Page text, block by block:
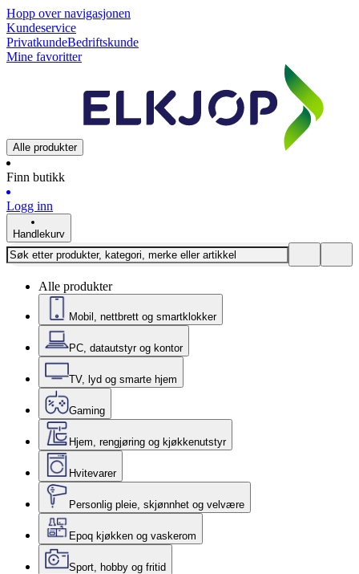
Hopp over navigasjonen
Kundeservice
PrivatkundeBedriftskunde
Mine favoritter
Alle produkter
Finn butikk
Logg inn
Handlekurv
Alle produkter
Mobil, nettbrett og smartklokker
PC, datautstyr og kontor
TV, lyd og smarte hjem
Gaming
Hjem, rengjøring og kjøkkenutstyr
Hvitevarer
Personlig pleie, skjønnhet og velvære
Epoq kjøkken og vaskerom
Sport, hobby og fritid